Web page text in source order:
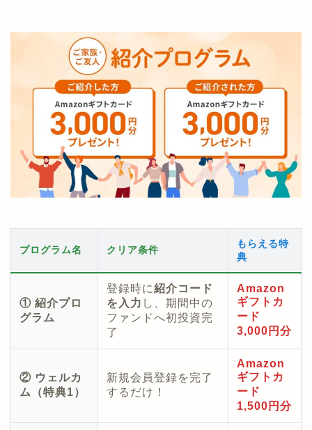
プログラム名 クリア条件
もらえる特
典
① 紹介プロ
グラム
登録時に紹介コード
を入力 し、期間中の
ファンドへ初投資完
了
Amazon
ギフトカ
ード
3,000円分
② ウェルカ
ム（特典1）
新規会員登録を完了
するだけ！
Amazon
ギフトカ
ード
1,500円分